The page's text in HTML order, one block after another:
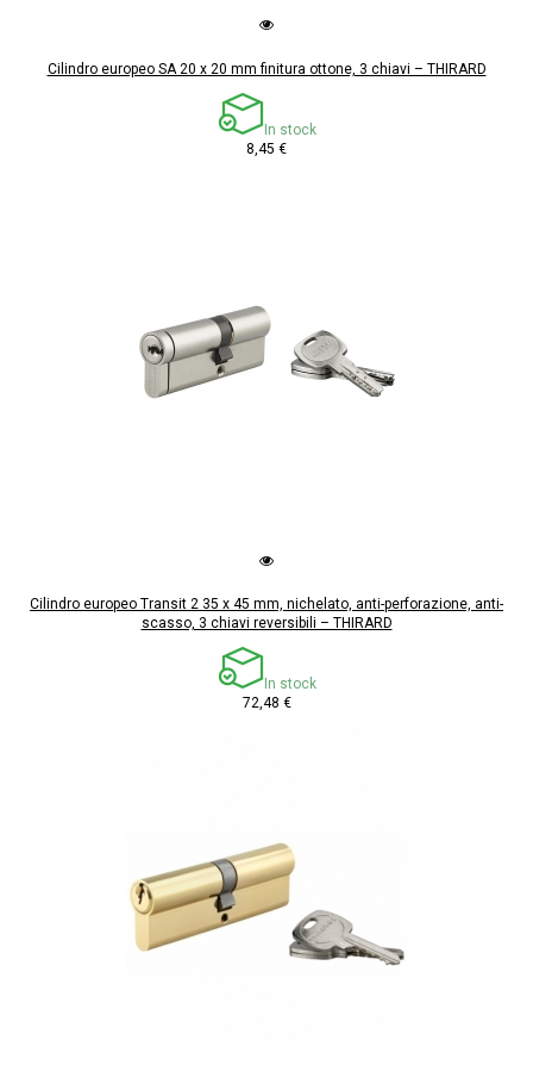
Cilindro europeo SA 20 x 20 mm finitura ottone, 3 chiavi – THIRARD
In stock
8,45 €
Cilindro europeo Transit 2 35 x 45 mm, nichelato, anti-perforazione, anti-
scasso, 3 chiavi reversibili – THIRARD
In stock
72,48 €